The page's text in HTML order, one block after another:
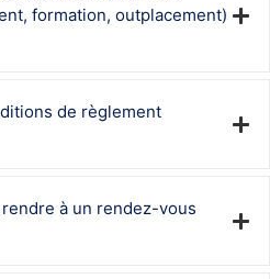
formation, outplacement)
de règlement
à un rendez-vous